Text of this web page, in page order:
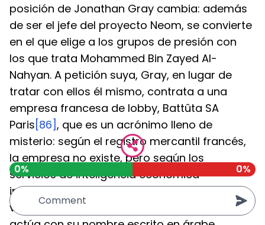
posición de Jonathan Gray cambia: además
de ser el jefe del proyecto Neom, se convierte
en el que elige a los grupos de presión con
los que trata Mohammed Bin Zayed Al-
Nahyan. A petición suya, Gray, en lugar de
tratar con ellos él mismo, contrata a una
empresa francesa de lobby, Battûta SA
Paris [86], que es un acrónimo lleno de
misterio: según el registro mercantil francés,
la empresa no existe, pero según los
servicios de inteligencia económica
internacional tiene su sede en París y un
volumen de negocio multimillonario, aunque
0% 0%